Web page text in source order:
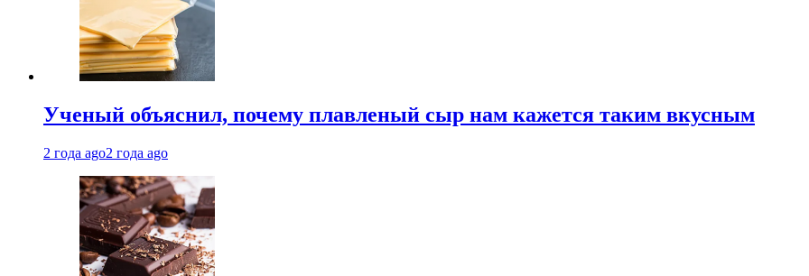
Ученый объяснил, почему плавленый сыр нам кажется таким вкусным
2 года ago2 года ago